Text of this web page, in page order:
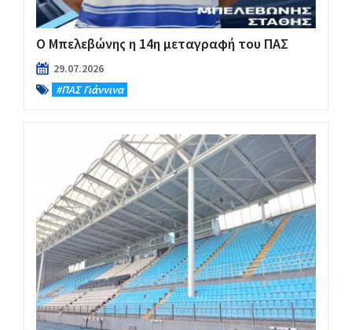
Ο Μπελεβώνης η 14η μεταγραφή του ΠΑΣ
29.07.2026
#ΠΑΣ Γιάννινα